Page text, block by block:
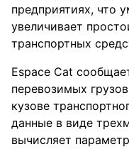
предприятиях, что
увеличивает
транспортных
Espace Cat
перевозимых
кузове
данные в виде
вычисляет